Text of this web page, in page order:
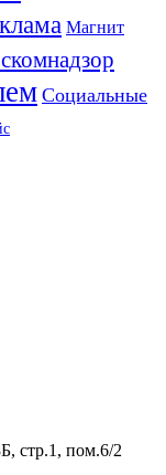
Магнит
Социальные
стр.1, пом.6/2